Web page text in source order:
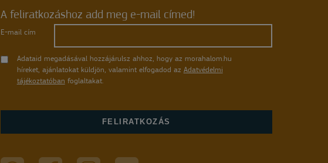
A feliratkozáshoz add meg e-mail címed!
E-mail cím
Adataid megadásával hozzájárulsz ahhoz, hogy az morahalom.hu
híreket, ajánlatokat küldjön, valamint elfogadod az Adatvédelmi
tájékoztatóban foglaltakat.